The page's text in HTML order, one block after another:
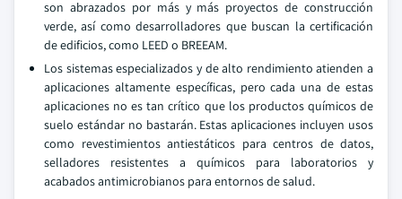
son abrazados por más y más proyectos de construcción
verde, así como desarrolladores que buscan la certificación
de edificios, como LEED o BREEAM.
Los sistemas especializados y de alto rendimiento atienden a
aplicaciones altamente específicas, pero cada una de estas
aplicaciones no es tan crítico que los productos químicos de
suelo estándar no bastarán. Estas aplicaciones incluyen usos
como revestimientos antiestáticos para centros de datos,
selladores resistentes a químicos para laboratorios y
acabados antimicrobianos para entornos de salud.